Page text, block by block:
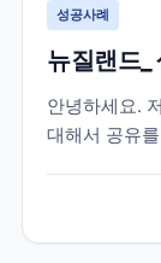
성공사례
뉴질랜드_
안녕하세요.
대해서 공유
분들이 정말
그리고 가장